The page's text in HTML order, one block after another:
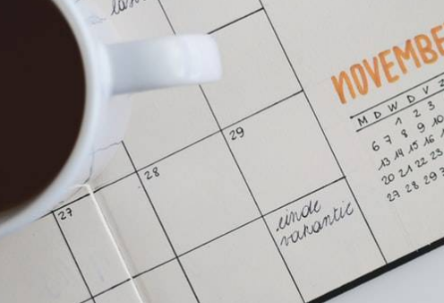
de aceleração e vagas em startups nesta semana.
abrem programa de
as oportunidades da